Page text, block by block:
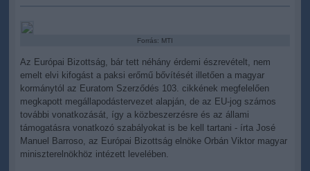
Forrás: MTI
Az Európai Bizottság, bár tett néhány érdemi észrevételt, nem
emelt elvi kifogást a paksi erőmű bővítését illetően a magyar
kormánytól az Euratom Szerződés 103. cikkének megfelelően
megkapott megállapodástervezet alapján, de az EU-jog számos
további vonatkozását, így a közbeszerzésre és az állami
támogatásra vonatkozó szabályokat is be kell tartani - írta José
Manuel Barroso, az Európai Bizottság elnöke Orbán Viktor magyar
miniszterelnökhöz intézett levelében.